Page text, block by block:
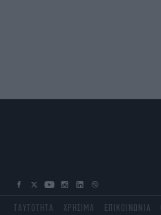
ΤΑΥΤΟΤΗΤΑ ΧΡΗΣΙΜΑ ΕΠΙΚΟΙΝΩΝΙΑ